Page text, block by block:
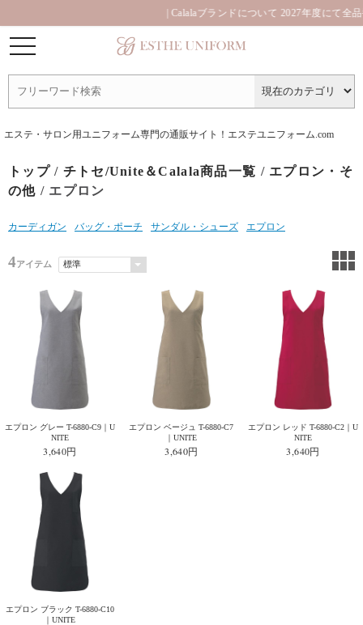
| Calalaブランドについて 2027年度にて全品
エステ・サロン用ユニフォーム専門の通販サイト！エステユニフォーム.com
トップ/ チトセ/Unite＆Calala商品一覧 / エプロン・そ
の他 / エプロン
カーディガン バッグ・ポーチ サンダル・シューズ エプロン
4アイテム
エプロン グレー T-6880-C9｜U
NITE
3,640円
エプロン ベージュ T-6880-C7
｜UNITE
3,640円
エプロン レッド T-6880-C2｜U
NITE
3,640円
エプロン ブラック T-6880-C10
｜UNITE